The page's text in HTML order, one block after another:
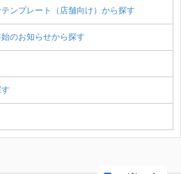
ンプレート（店舗向け）から探す
のお知らせから探す